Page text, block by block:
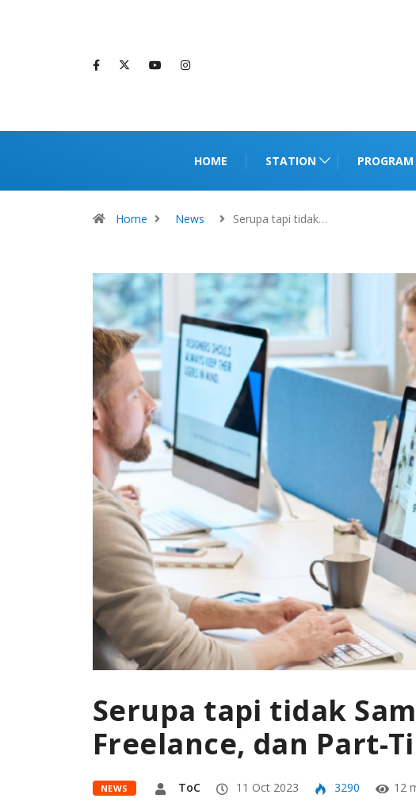
HOME STATION PROGRAM
Home News Serupa tapi tidak…
Serupa tapi tidak
Freelance, dan Part-
NEWS ToC 11 Oct 2023 3290 12